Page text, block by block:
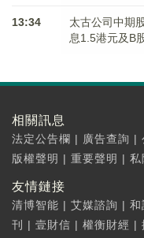
13:34
太古公司中期
息1.5港元及B
相關訊息
法定公告欄 | 廣告查詢 |
版權聲明 | 重要聲明 | 私
友情鏈接
清博智能 | 艾媒諮詢 | 和
刊
| 壹財信 | 權衡財經 |